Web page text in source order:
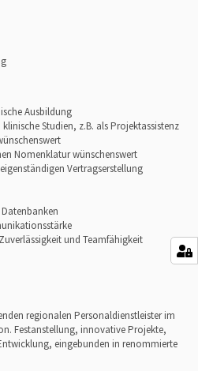
Ausbildung
Studien, z.B. als Projektassistenz
Nomenklatur wünschenswert
Vertragserstellung
und Teamfähigkeit
regionalen Personaldienstleister im
Festanstellung, innovative Projekte,
eingebunden in renommierte